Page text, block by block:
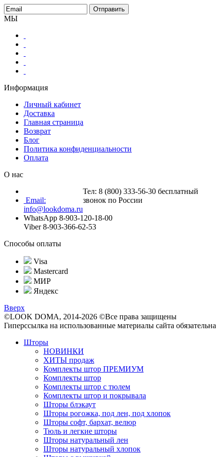
МЫ
Информация
Личный кабинет
Доставка
Главная страница
Возврат
Блог
Политика конфиденциальности
Оплата
О нас
Тел: 8 (800) 333-56-30 бесплатный
звонок по России
Email:
info@lookdoma.ru
WhatsApp 8-903-120-18-00
Viber 8-903-366-62-53
Способы оплаты
Visa
Mastercard
МИР
Яндекс
Вверх
©LOOK DOMA, 2014-2026 ©Все права защищены
Гиперссылка на использованные материалы сайта обязательна
Шторы
НОВИНКИ
ХИТЫ продаж
Комплекты штор ПРЕМИУМ
Комплекты штор
Комплекты штор с тюлем
Комплекты штор и покрывала
Шторы блэкаут
Шторы рогожка, под лен, под хлопок
Шторы софт, бархат, велюр
Тюль и легкие шторы
Шторы натуральный лен
Шторы натуральный хлопок